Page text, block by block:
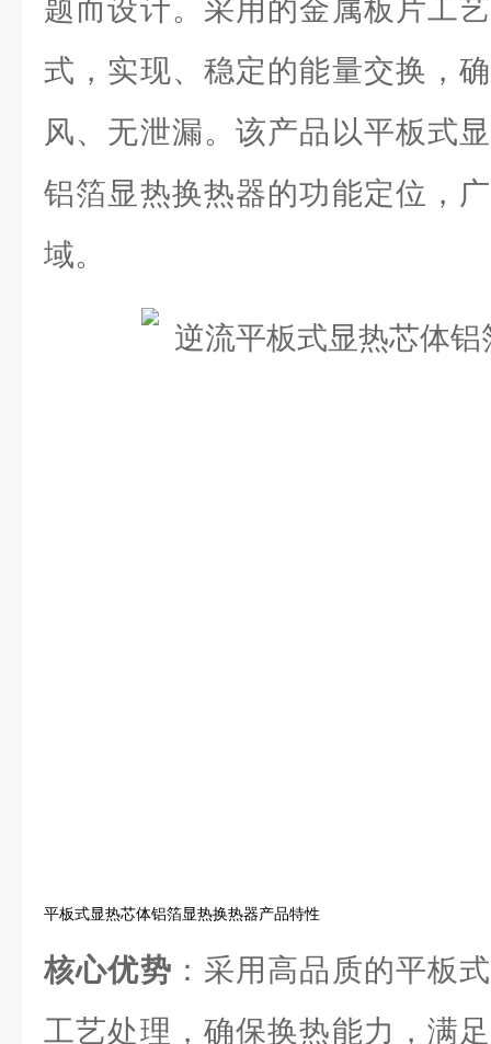
题而设计。采用的金属板片工
式，实现、稳定的能量交换，
风、无泄漏。该产品以平板式
铝箔显热换热器的功能定位，
域。
平板式显热芯体铝箔显热换热器产品特性
核心优势 ：采用高品质的平板
工艺处理，确保换热能力，满